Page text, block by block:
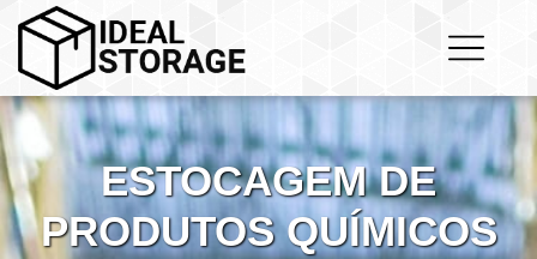
ESTOCAGEM DE
PRODUTOS QUÍMICOS